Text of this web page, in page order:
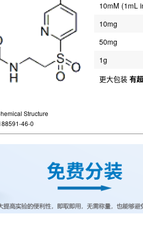
Structure
46-0
10mM (1mL
10mg
50mg
1g
更大包装 有